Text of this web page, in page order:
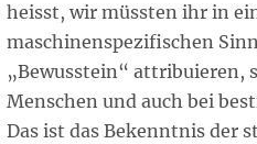
heisst, wir müssten ihr in
maschinenspezifischen
„Bewusstein“ attribuieren,
Menschen und auch bei
Das ist das Bekenntnis der